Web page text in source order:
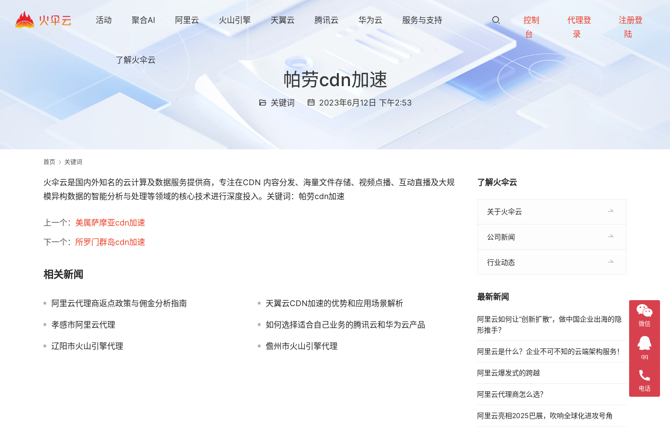
活动 聚合AI 阿里云 火山引擎 天翼云 腾讯云 华为云 服务与支持
了解火伞云
控制
台
代理登
录
注册登
陆
帕劳cdn加速
关键词 2023年6月12日 下午2:53
首页 关键词
火伞云是国内外知名的云计算及数据服务提供商，专注在CDN 内容分发、海量文件存储、视频点播、互动直播及大规
模异构数据的智能分析与处理等领域的核心技术进行深度投入。关键词：帕劳cdn加速
上一个： 美属萨摩亚cdn加速
下一个： 所罗门群岛cdn加速
相关新闻
阿里云代理商返点政策与佣金分析指南 天翼云CDN加速的优势和应用场景解析
孝感市阿里云代理 如何选择适合自己业务的腾讯云和华为云产品
辽阳市火山引擎代理 儋州市火山引擎代理
了解火伞云
关于火伞云
公司新闻
行业动态
最新新闻
阿里云如何让“创新扩散”，做中国企业出海的隐
形推手？
阿里云是什么？企业不可不知的云端架构服务！
阿里云爆发式的跨越
阿里云代理商怎么选？
阿里云亮相2025巴展，吹响全球化进攻号角
微信
qq
电话